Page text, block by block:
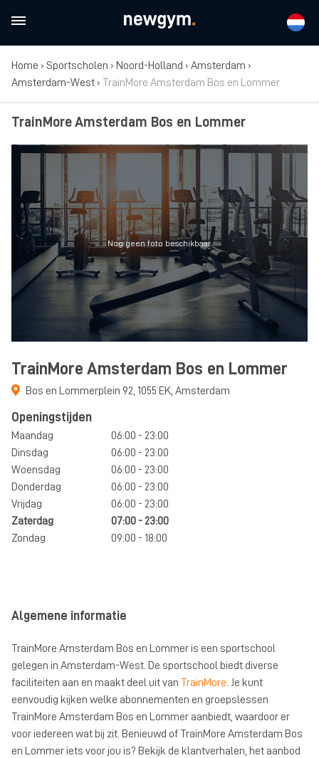
Home › Sportscholen › Noord-Holland › Amsterdam ›
Amsterdam-West › TrainMore Amsterdam Bos en Lommer
TrainMore Amsterdam Bos en Lommer
Nog geen foto beschikbaar.
TrainMore Amsterdam Bos en Lommer
Bos en Lommerplein 92, 1055 EK, Amsterdam
Openingstijden
Maandag
06:00 - 23:00
Dinsdag
06:00 - 23:00
Woensdag
06:00 - 23:00
Donderdag
06:00 - 23:00
Vrijdag
06:00 - 23:00
Zaterdag
07:00 - 23:00
Zondag
09:00 - 18:00
Algemene informatie
TrainMore Amsterdam Bos en Lommer is een sportschool
gelegen in Amsterdam-West. De sportschool biedt diverse
faciliteiten aan en maakt deel uit van TrainMore. Je kunt
eenvoudig kijken welke abonnementen en groepslessen
TrainMore Amsterdam Bos en Lommer aanbiedt, waardoor er
voor iedereen wat bij zit. Benieuwd of TrainMore Amsterdam Bos
en Lommer iets voor jou is? Bekijk de klantverhalen, het aanbod